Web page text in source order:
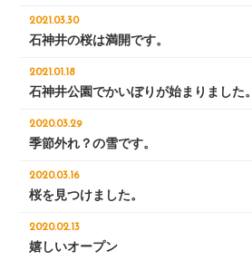
2021.03.30
石神井の桜は満開です。
2021.01.18
石神井公園でかいぼりが始まりました。
2020.03.29
季節外れ？の雪です。
2020.03.16
桜を見つけました。
2020.02.13
嬉しいオープン